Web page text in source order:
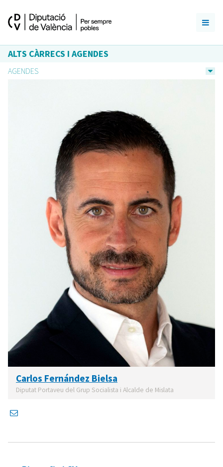
ALTS CÀRRECS I AGENDES
AGENDES
Carlos Fernández Bielsa
Diputat Portaveu del Grup Socialista i Alcalde de Mislata